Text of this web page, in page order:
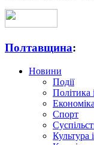
Полтавщина:
Новини
Події
Політика
Спорт
Культура